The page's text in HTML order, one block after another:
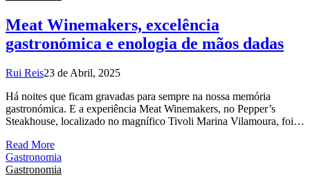
Meat Winemakers, excelência
gastronómica e enologia de mãos dadas
Rui Reis23 de Abril, 2025
Há noites que ficam gravadas para sempre na nossa memória
gastronómica. E a experiência Meat Winemakers, no Pepper’s
Steakhouse, localizado no magnífico Tivoli Marina Vilamoura, foi…
Read More
Gastronomia
Gastronomia